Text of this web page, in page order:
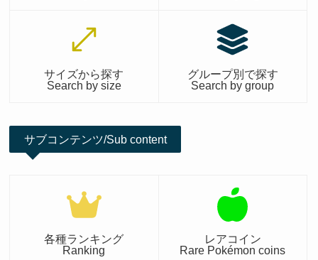
サイズから探す
Search by size
グループ別で探す
Search by group
サブコンテンツ/Sub content
各種ランキング
Ranking
レアコイン
Rare Pokémon coins